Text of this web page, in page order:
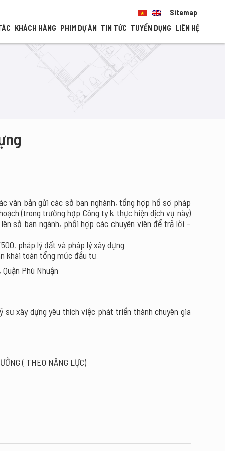
Sitemap
KHÁCH HÀNG PHIM DỰ ÁN TIN TỨC TUYỂN DỤNG LIÊN HỆ
văn bản gửi các sở ban nghành, tổng hợp hồ sơ pháp
(trong trường hợp Công ty k thực hiện dịch vụ này)
sở ban ngành, phối hợp các chuyên viên để trả lời –
pháp lý đất và pháp lý xây dựng
khái toán tổng mức đầu tư
Phú Nhuận
xây dựng yêu thích việc phát triển thành chuyên gia
( THEO NĂNG LỰC)